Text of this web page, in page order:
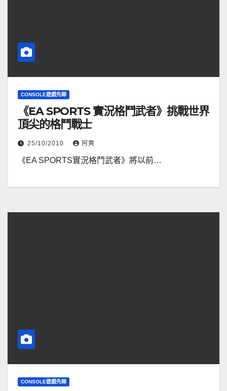
CONSOLE遊戲先睇
《EA SPORTS 實況格鬥武者》挑戰世界
頂尖的格鬥戰士
25/10/2010 阿爽
《EA SPORTS實況格鬥武者》將以前…
CONSOLE遊戲先睇